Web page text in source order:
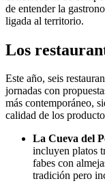
de entender la
ligada al territorio.
Los
Este año, seis
jornadas con
más contemporáneo,
calidad de los
La Cueva del
incluyen platos
fabes con
tradición pero